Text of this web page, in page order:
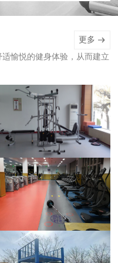
更多
愉悦的健身体验，从而建立